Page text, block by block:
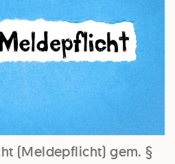
(Meldepflicht) gem. §